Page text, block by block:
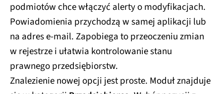
podmiotów chce włączyć alerty o modyfikacjach.
Powiadomienia przychodzą w samej aplikacji lub
na adres e-mail. Zapobiega to przeoczeniu zmian
w rejestrze i ułatwia kontrolowanie stanu
prawnego przedsiębiorstw.
Znalezienie nowej opcji jest proste. Moduł znajduje